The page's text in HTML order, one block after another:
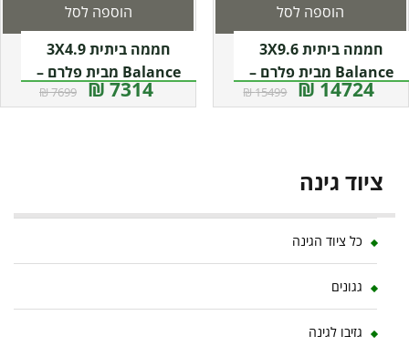
חממה ביתית 3X9.6
Balance מבית פלרם –
Canopia
14724 ₪
15499 ₪
הוספה לסל
חממה ביתית 3X4.9
Balance מבית פלרם –
Canopia
7314 ₪
7699 ₪
הוספה לסל
ציוד גינה
כל ציוד הגינה
גגונים
גזיבו לגינה